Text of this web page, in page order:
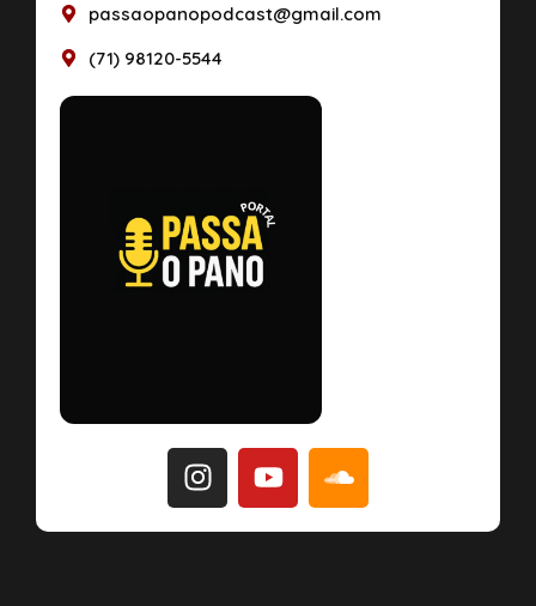
passaopanopodcast@gmail.com
(71) 98120-5544